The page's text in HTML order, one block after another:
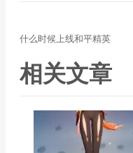
什么时候上线和平精英
相关文章